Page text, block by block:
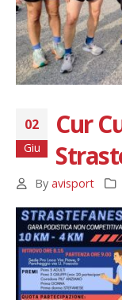
02
Giu
Cur
By avisport